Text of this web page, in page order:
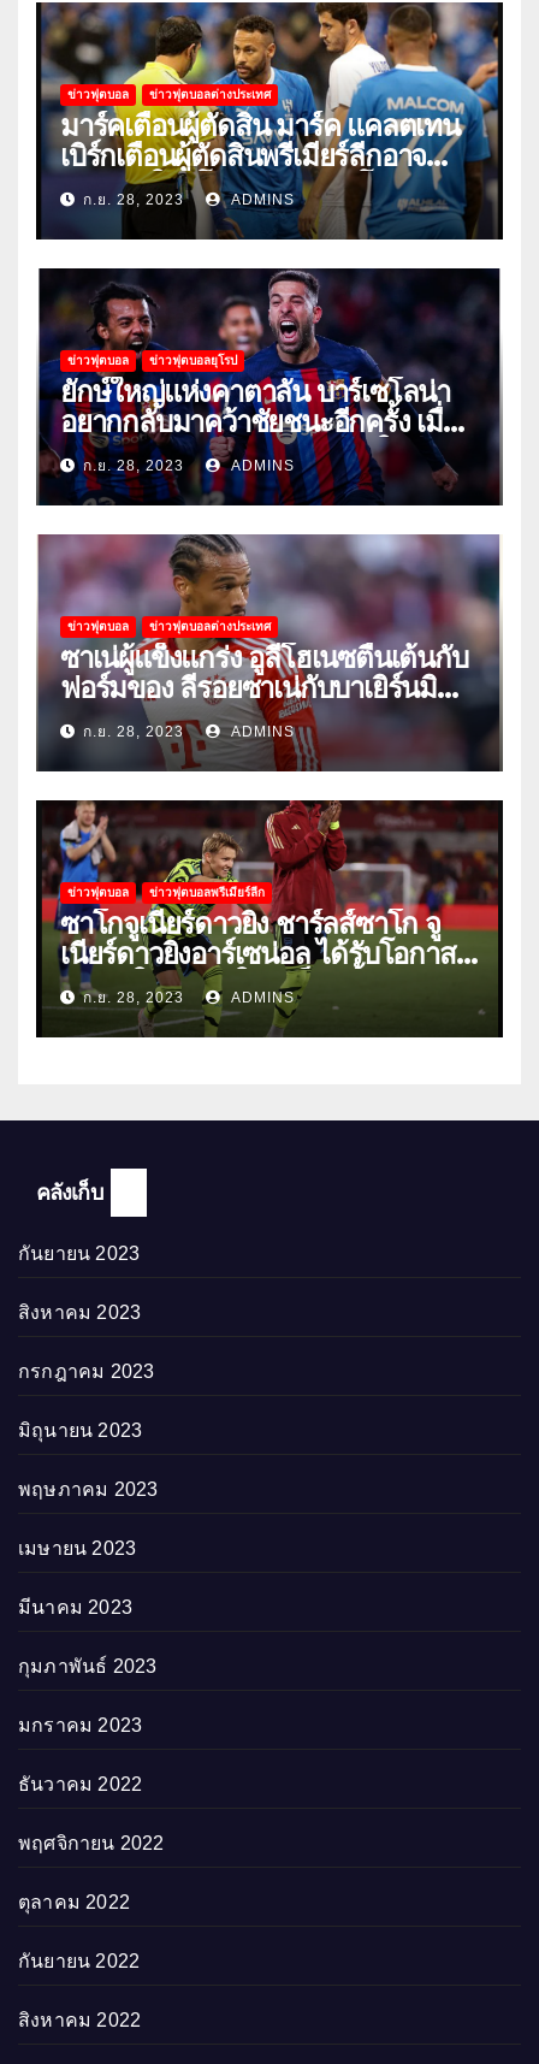
ข่าวฟุตบอล ข่าวฟุตบอลต่างประเทศ
มาร์คเตือนผู้ตัดสิน มาร์ค แคลตเทน
เบิร์กเตือนผู้ตัดสินพรีเมียร์ลีกอาจ
‘ยอมแพ้ในยูโรหรือฟุตบอลโลก’
ก.ย. 28, 2023 ADMINS
ข่าวฟุตบอล ข่าวฟุตบอลยุโรป
ยักษ์ใหญ่แห่งคาตาลัน บาร์เซโลน่า
อยากกลับมาคว้าชัยชนะอีกครั้ง เมื่อ
พวกเขาเปิดบ้านรับมือเซบีย่าในลีก
ก.ย. 28, 2023 ADMINS
ข่าวฟุตบอล ข่าวฟุตบอลต่างประเทศ
ซาเน่ผู้แข็งแกร่ง อูลี่โฮเนซตื่นเต้นกับ
ฟอร์มของ ลีรอยซาเน่กับบาเยิร์นมิ
วนิคก.ย. 28, 2023 ADMINS
ข่าวฟุตบอล ข่าวฟุตบอลพรีเมียร์ลีก
ซาโกจูเนียร์ดาวยิง ชาร์ลส์ซาโก จู
เนียร์ดาวยิงอาร์เซน่อล ได้รับโอกาส
ลงเล่นให้ทีมชุดใหญ่เป็นครั้งแรก
ก.ย. 28, 2023 ADMINS
คลังเก็บ
กันยายน 2023
สิงหาคม 2023
กรกฎาคม 2023
มิถุนายน 2023
พฤษภาคม 2023
เมษายน 2023
มีนาคม 2023
กุมภาพันธ์ 2023
มกราคม 2023
ธันวาคม 2022
พฤศจิกายน 2022
ตุลาคม 2022
กันยายน 2022
สิงหาคม 2022